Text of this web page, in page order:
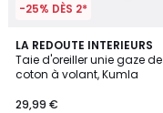
-25% DÈS 2*
LA REDOUTE INTERIEURS
Taie d'oreiller unie gaze de
coton à volant, Kumla
29,99 €
3,8
/ 5
15
Couleurs